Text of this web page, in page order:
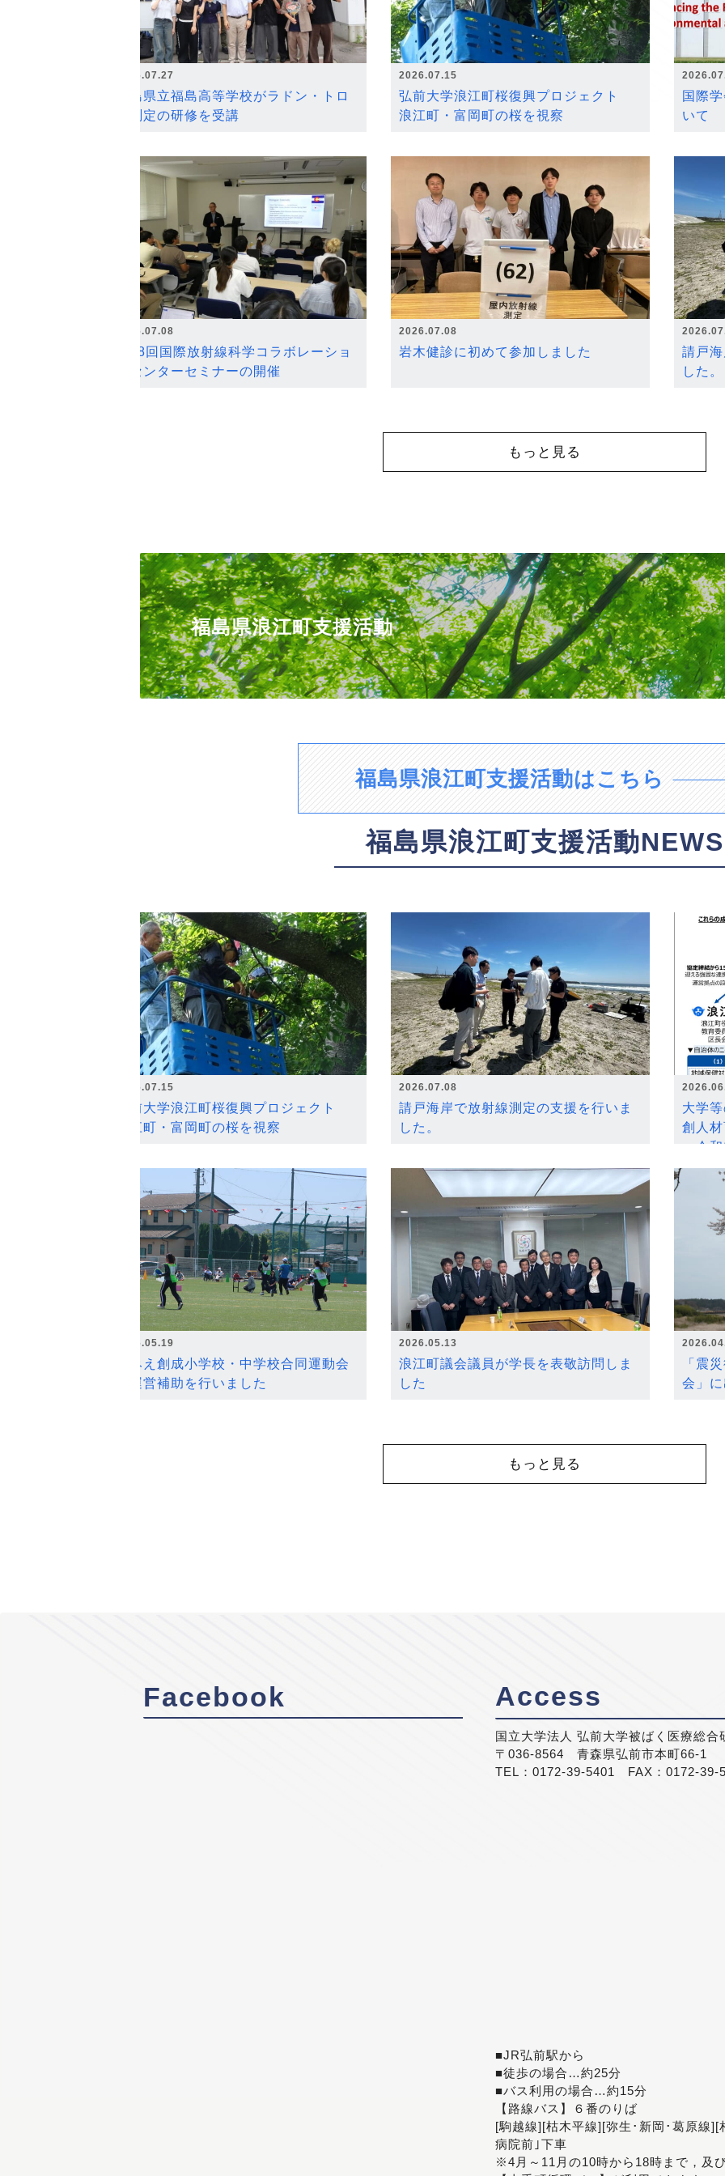
2026.07.27
福島県立福島高等学校がラドン・トロ
ン測定の研修を受講
2026.07.15
弘前大学浪江町桜復興プロジェクト
浪江町・富岡町の桜を視察
国際
いて
2026.07.08
第18回国際放射線科学コラボレーショ
ンセンターセミナーの開催
2026.07.08
岩木健診に初めて参加しました
請戸
した。
もっと見る
福島県浪江町支援活動
福島県浪江町支援活動はこちら
福島県浪江町支援活動NEWS
2026.07.15
弘前大学浪江町桜復興プロジェクト
浪江町・富岡町の桜を視察
2026.07.08
請戸海岸で放射線測定の支援を行いま
した。
大学
創人
～令
2026.05.19
なみえ創成小学校・中学校合同運動会
の運営補助を行いました
2026.05.13
浪江町議会議員が学長を表敬訪問しま
した
「震
会」
もっと見る
Facebook Access
国立大学法人 弘前大学被ばく医療総合
〒036-8564 青森県弘前市本町66-1
TEL：0172-39-5401 FAX：0172-39-
■JR弘前駅から
■徒歩の場合…約25分
■バス利用の場合…約15分
【路線バス】６番のりば
[駒越線][枯木平線][弥生･新岡･葛原線
病院前｣下車
※4月～11月の10時から18時まで，及